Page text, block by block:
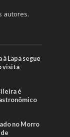
autores.
Lapa segue
visita
é
no Morro